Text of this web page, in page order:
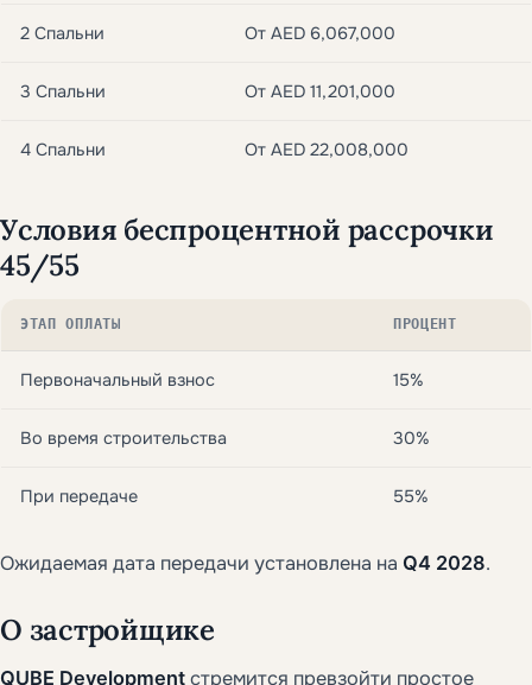
2 Спальни От AED 6,067,000
3 Спальни От AED 11,201,000
4 Спальни От AED 22,008,000
Условия беспроцентной рассрочки
45/55
ЭТАП ОПЛАТЫ ПРОЦЕНТ
Первоначальный взнос 15%
Во время строительства 30%
При передаче 55%
Ожидаемая дата передачи установлена на Q4 2028.
О застройщике
QUBE Development стремится превзойти простое